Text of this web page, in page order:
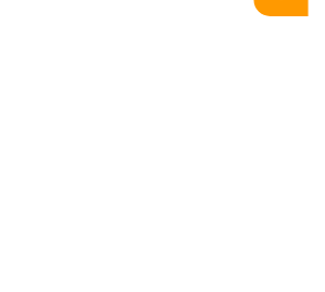
手机扫一扫